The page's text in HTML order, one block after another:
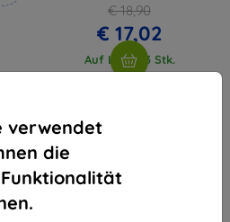
verwendet
die
€ 18,90
€ 17,02
Auf Lager 3 Stk.